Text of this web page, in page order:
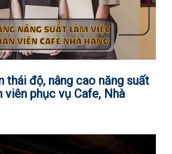
thái độ, nâng cao năng suất
viên phục vụ Cafe, Nhà